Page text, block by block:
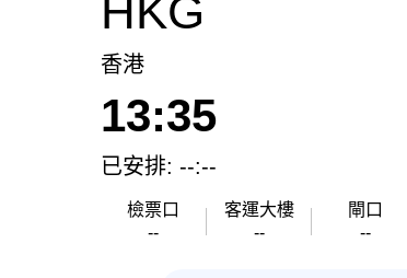
HKG
香港
13:35
已安排: --:--
檢票口
--
客運大樓
--
閘口
--